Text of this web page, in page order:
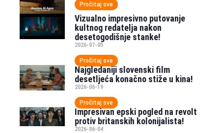
Pročitaj sve
Vizualno impresivno putovanje
kultnog redatelja nakon
desetogodišnje stanke!
2026-07-05
Pročitaj sve
Najgledaniji slovenski film
desetljeća konačno stiže u kina!
2026-06-19
Pročitaj sve
Impresivan epski pogled na revolt
protiv britanskih kolonijalista!
2026-06-04